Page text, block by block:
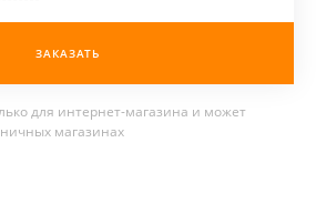
ЗАКАЗАТЬ
для интернет-магазина и может
магазинах